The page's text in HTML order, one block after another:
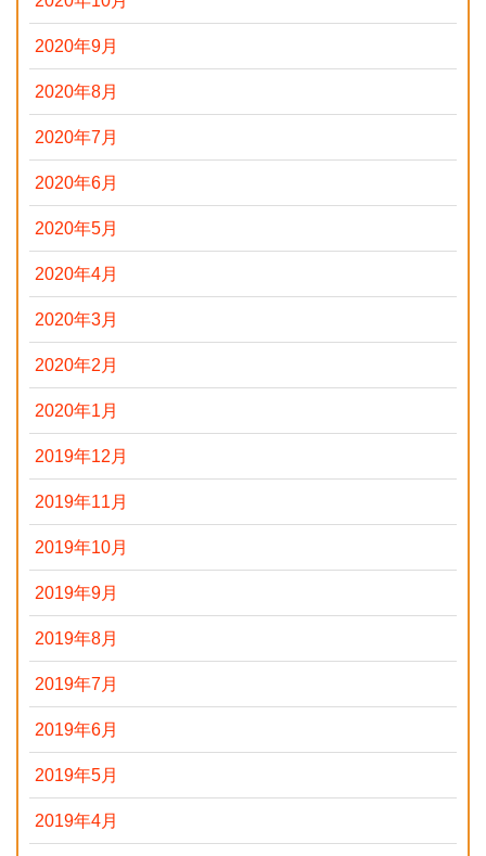
2020年9月
2020年8月
2020年7月
2020年6月
2020年5月
2020年4月
2020年3月
2020年2月
2020年1月
2019年12月
2019年11月
2019年10月
2019年9月
2019年8月
2019年7月
2019年6月
2019年5月
2019年4月